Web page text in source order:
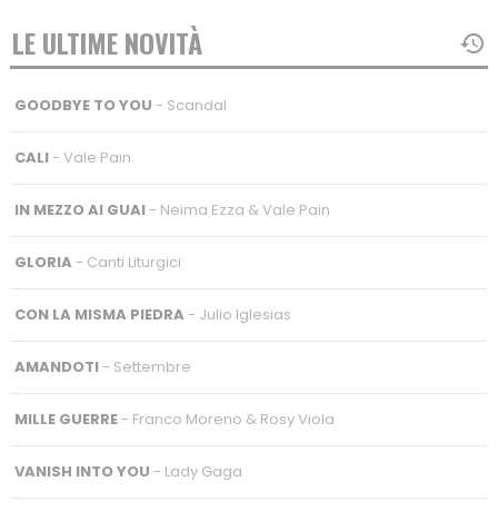
LE ULTIME NOVITÀ
GOODBYE TO YOU - Scandal
CALI- Vale Pain
IN MEZZO AI GUAI- Neima Ezza & Vale Pain
GLORIA - Canti Liturgici
CON LA MISMA PIEDRA - Julio Iglesias
AMANDOTI- Settembre
MILLE GUERRE- Franco Moreno & Rosy Viola
VANISH INTO YOU - Lady Gaga